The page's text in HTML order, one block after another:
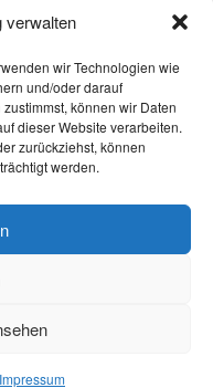
verwalten
wir Technologien wie
und/oder darauf
können wir Daten
dieser Website verarbeiten.
zurückziehst, können
werden.
Impressum
und Angebote
Themes